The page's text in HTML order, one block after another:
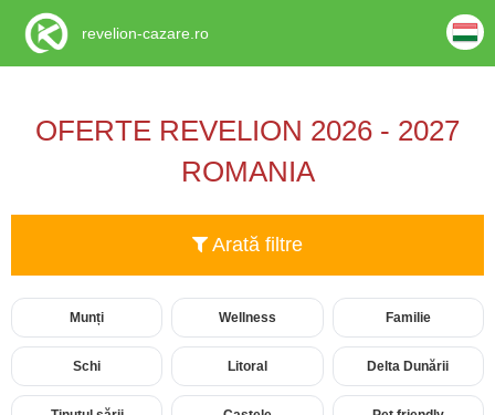
OFERTE REVELION 2026 - 2027
ROMANIA
Arată filtre
Munți Wellness Familie
Schi Litoral Delta Dunării
revelion-cazare.ro